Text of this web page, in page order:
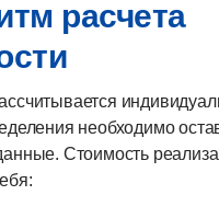
расчета
необходимо
Стоимость